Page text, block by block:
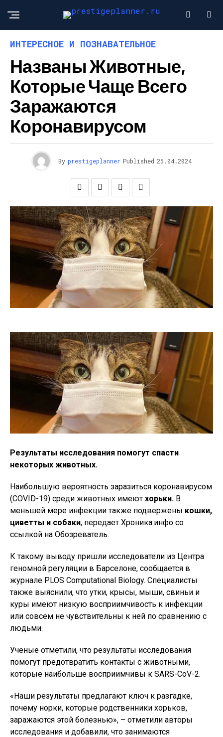
ИНТЕРЕСНОЕ И ПОЗНАВАТЕЛЬНОЕ
Названы Животные,
Которые Чаще Всего
Заражаются
Коронавирусом
By prestigeplanner Published 25.04.2024
Результаты исследования помогут спасти
некоторых животных.
Наибольшую вероятность заразиться коронавирусом
(COVID-19) cреди животных имеют хорьки. В
меньшей мере инфекции также подвержены кошки,
циветты и собаки, передает Хроника.инфо со
ссылкой на Обозреватель.
К такому выводу пришли исследователи из Центра
геномной регуляции в Барселоне, сообщается в
журнале PLOS Computational Biology. Специалисты
также выяснили, что утки, крысы, мыши, свиньи и
куры имеют низкую восприимчивость к инфекции
или совсем не чувствительны к ней по сравнению с
людьми.
Ученые отметили, что результаты исследования
помогут предотвратить контакты с животными,
которые наибольше восприимчивы к SARS-CoV-2.
«Наши результаты предлагают ключ к разгадке,
почему норки, которые родственники хорьков,
заражаются этой болезнью», – отметили авторы
исследования и добавили, что занимаются